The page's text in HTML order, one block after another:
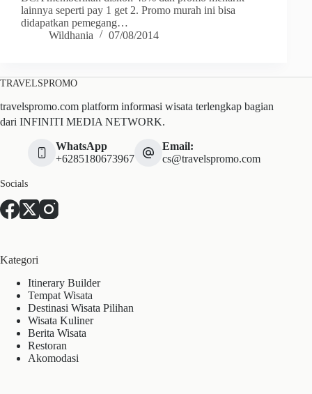
lainnya seperti pay 1 get 2. Promo murah ini bisa
didapatkan pemegang…
Wildhania
07/08/2014
TRAVELSPROMO
travelspromo.com platform informasi wisata terlengkap bagian
dari INFINITI MEDIA NETWORK.
WhatsApp
+6285180673967
Email:
cs@travelspromo.com
Socials
Kategori
Itinerary Builder
Tempat Wisata
Destinasi Wisata Pilihan
Wisata Kuliner
Berita Wisata
Restoran
Akomodasi